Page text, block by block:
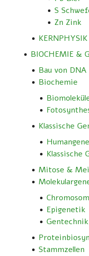
S
Zn Zink
BIOCHEMIE &
Bau von DNA
Biochemie
Klassische
Klassische
Mitose &
Epigenetik
Stammzellen